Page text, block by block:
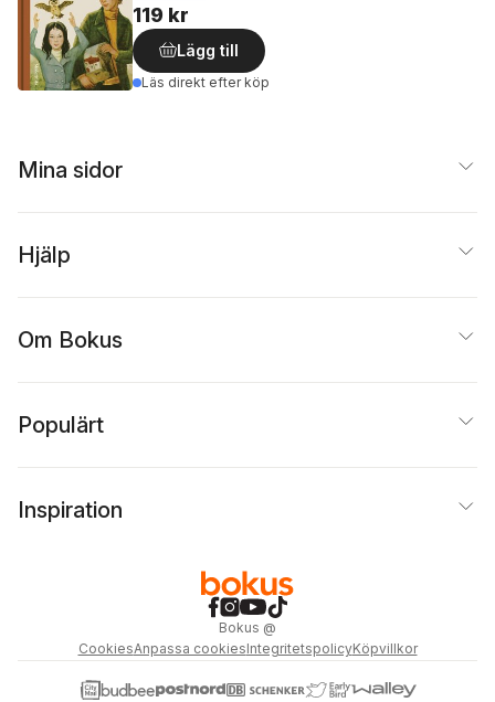
119 kr
Lägg till
Läs direkt efter köp
Mina sidor
Hjälp
Om Bokus
Populärt
Inspiration
Bokus @
CookiesAnpassa cookiesIntegritetspolicyKöpvillkor